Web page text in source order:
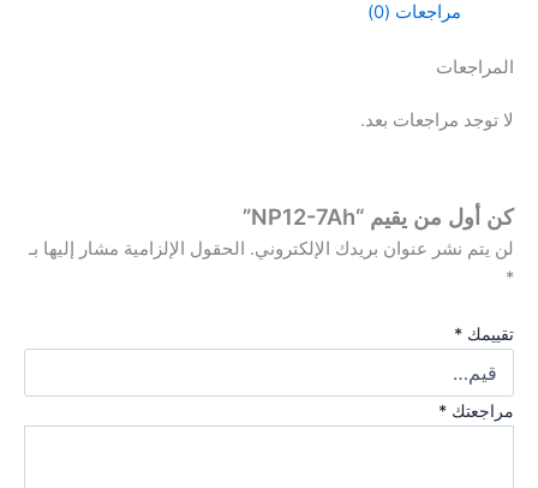
مراجعات (0)
المراجعات
لا توجد مراجعات بعد.
كن أول من يقيم “NP12-7Ah”
لن يتم نشر عنوان بريدك الإلكتروني. الحقول الإلزامية مشار إليها بـ
*
تقييمك *
مراجعتك *